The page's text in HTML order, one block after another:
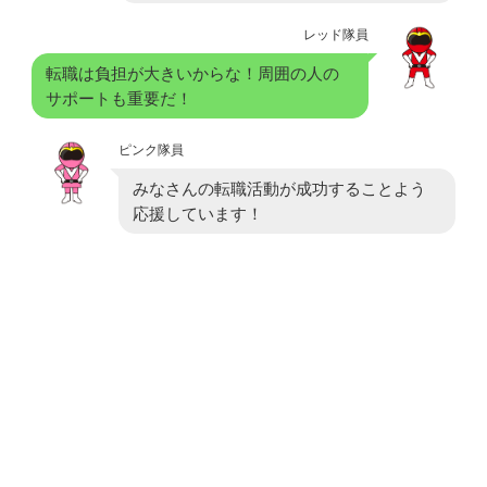
レッド隊員
転職は負担が大きいからな！周囲の人の
サポートも重要だ！
ピンク隊員
みなさんの転職活動が成功することよう
応援しています！